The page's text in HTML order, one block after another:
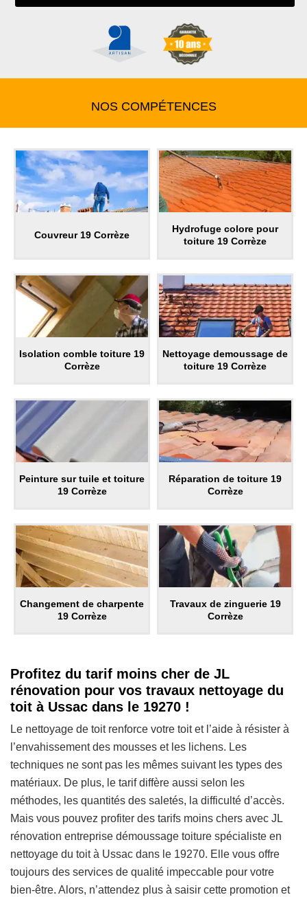
NOS COMPÉTENCES
Couvreur 19 Corrèze
Hydrofuge colore pour
toiture 19 Corrèze
Isolation comble toiture 19
Corrèze
Nettoyage demoussage de
toiture 19 Corrèze
Peinture sur tuile et toiture
19 Corrèze
Réparation de toiture 19
Corrèze
Changement de charpente
19 Corrèze
Travaux de zinguerie 19
Corrèze
Profitez du tarif moins cher de JL
rénovation pour vos travaux nettoyage du
toit à Ussac dans le 19270 !
Le nettoyage de toit renforce votre toit et l’aide à résister à
l’envahissement des mousses et les lichens. Les
techniques ne sont pas les mêmes suivant les types des
matériaux. De plus, le tarif diffère aussi selon les
méthodes, les quantités des saletés, la difficulté d’accès.
Mais vous pouvez profiter des tarifs moins chers avec JL
rénovation entreprise démoussage toiture spécialiste en
nettoyage du toit à Ussac dans le 19270. Elle vous offre
toujours des services de qualité impeccable pour votre
bien-être. Alors, n’attendez plus à saisir cette promotion et